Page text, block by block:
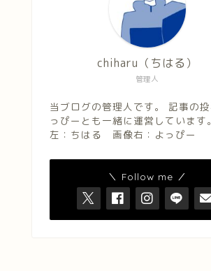
管理人
chiharu（ちはる）
当ブログの管理人です。 記事の
っぴーとも一緒に運営しています
左：ちはる 画像右：よっぴー
＼ Follow me ／